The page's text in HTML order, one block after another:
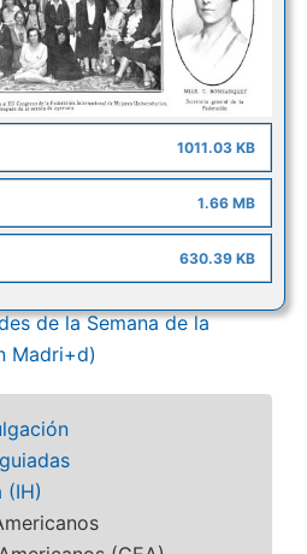
1011.03 KB
1.66 MB
630.39 KB
de la Semana de la
Madri+d)
(IH)